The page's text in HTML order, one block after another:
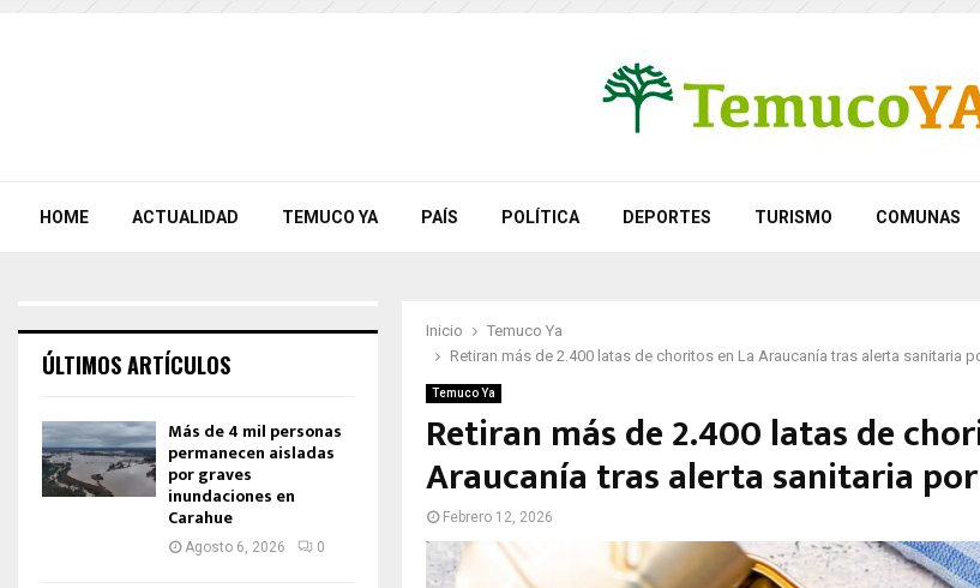
HOME ACTUALIDAD TEMUCO YA PAÍS POLÍTICA DEPORTES TURISMO COMUNAS
Inicio
Temuco Ya
Retiran más de 2.400 latas de choritos en La Araucanía tras alerta sanitaria
Temuco Ya
Retiran más de 2.400 latas de
Araucanía tras alerta sanitaria
Febrero 12, 2026
ÚLTIMOS ARTÍCULOS
Más de 4 mil personas
permanecen aisladas
por graves
inundaciones en
Carahue
Agosto 6, 2026 0